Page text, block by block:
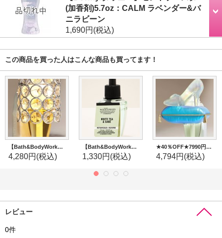
(加香剤)5.7oz：CALM ラベンダー&バ
ニラビーン
1,690円 (税込)
この商品を買った人はこんな商品も買ってます！
【Bath&BodyWorks】香りの強さが調節できる★Wallflowers本体 Scent Control：クリアジェム(ジェムトッパー)ナイトライト
4,280円(税込)
【Bath&BodyWorks】Wallflowers詰替リフィル：ホワイトティー＆セージ
1,330円(税込)
★40％OFF★7990円→4794円【Bath&BodyWorks】《Disney Princessコラボ》香りの強さが調節できる★Wallflowers本体 Scent Control：シンデレラ
4,794円(税込)
レビュー
0件